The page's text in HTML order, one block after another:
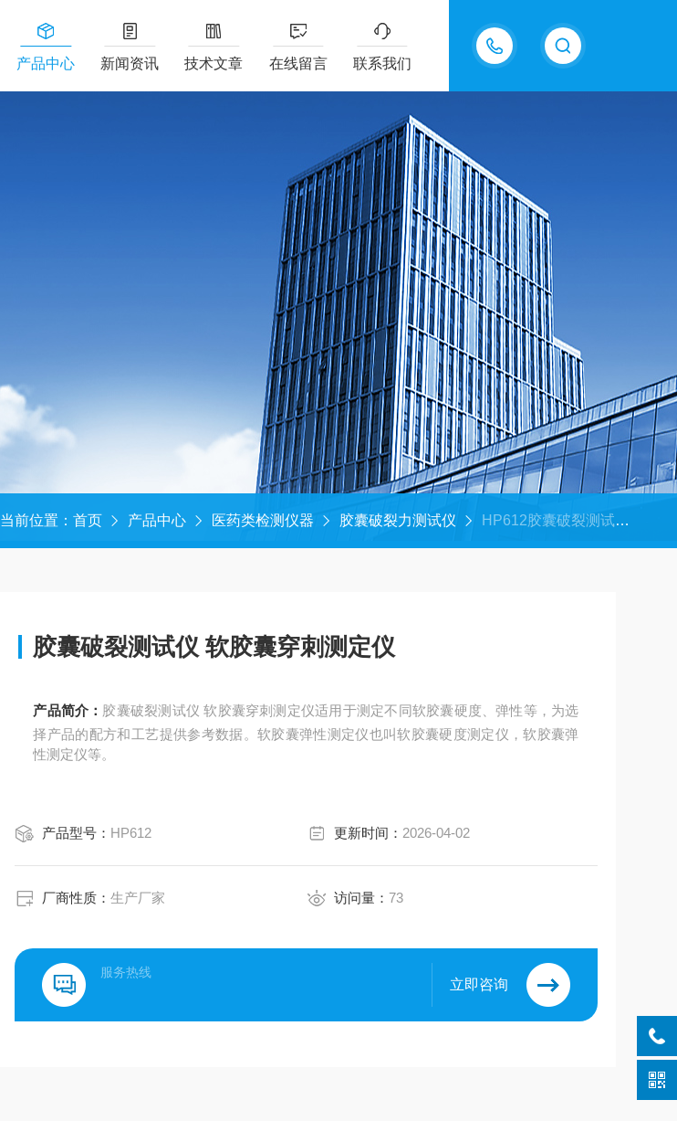
13335155207
产品中心 新闻资讯 技术文章 在线留言 联系我们
当前位置： 首页 产品中心 医药类检测仪器 胶囊破裂力测试仪 HP612胶囊破裂测试仪 软胶囊穿刺测定仪
胶囊破裂测试仪 软胶囊穿刺测定仪
产品简介： 胶囊破裂测试仪 软胶囊穿刺测定仪适用于测定不同软胶囊硬度、弹性等，为选
择产品的配方和工艺提供参考数据。软胶囊弹性测定仪也叫软胶囊硬度测定仪，软胶囊弹
性测定仪等。
产品型号： HP612 更新时间： 2026-04-02
厂商性质：生产厂家 访问量： 73
服务热线
立即咨询